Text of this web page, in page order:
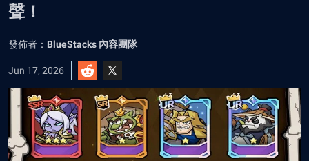
聲！
發佈者： BlueStacks 內容團隊
Jun 17, 2026